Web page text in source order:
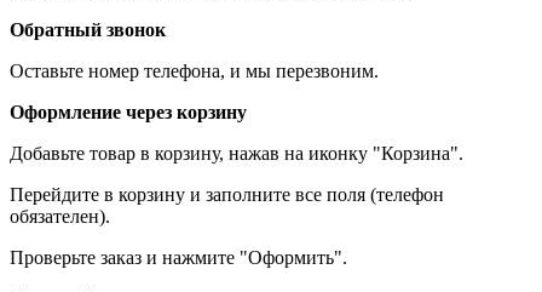
Обратный звонок
Оставьте номер телефона, и мы перезвоним.
Оформление через корзину
Добавьте товар в корзину, нажав на иконку "Корзина".
Перейдите в корзину и заполните все поля (телефон
обязателен).
Проверьте заказ и нажмите "Оформить".